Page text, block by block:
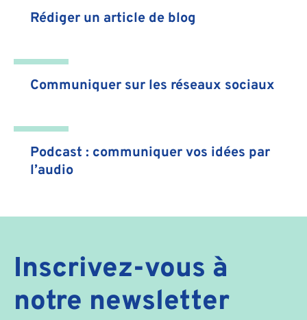
Rédiger un article de blog
Communiquer sur les réseaux sociaux
Podcast : communiquer vos idées par
l’audio
Inscrivez-vous à
notre newsletter